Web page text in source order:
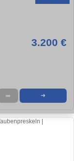
3.200 €
➦ ➜